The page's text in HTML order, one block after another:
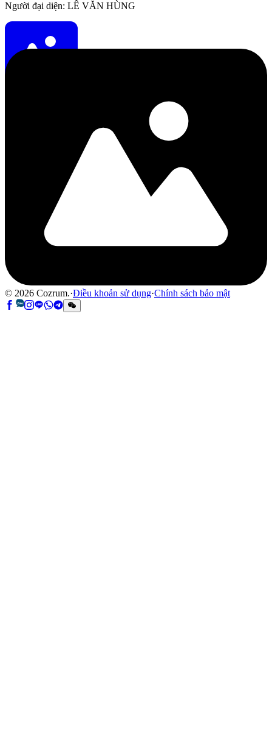
Người đại diện: LÊ VĂN HÙNG
© 2026 Cozrum.·Điều khoản sử dụng·Chính sách bảo mật